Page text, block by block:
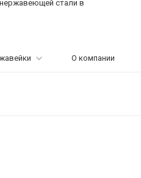
стали в
О компании